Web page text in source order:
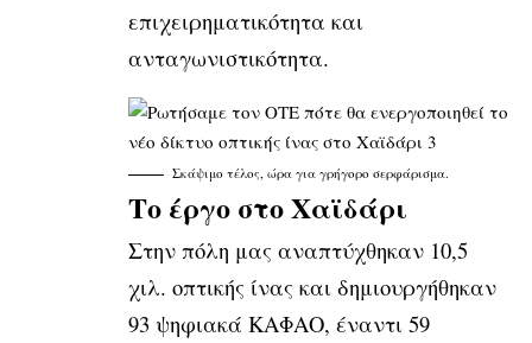
επιχειρηματικότητα και
ανταγωνιστικότητα.
Σκάψιμο τέλος, ώρα για γρήγορο σερφάρισμα.
Το έργο στο Χαϊδάρι
Στην πόλη μας αναπτύχθηκαν 10,5
χιλ. οπτικής ίνας και δημιουργήθηκαν
93 ψηφιακά ΚΑΦΑΟ, έναντι 59